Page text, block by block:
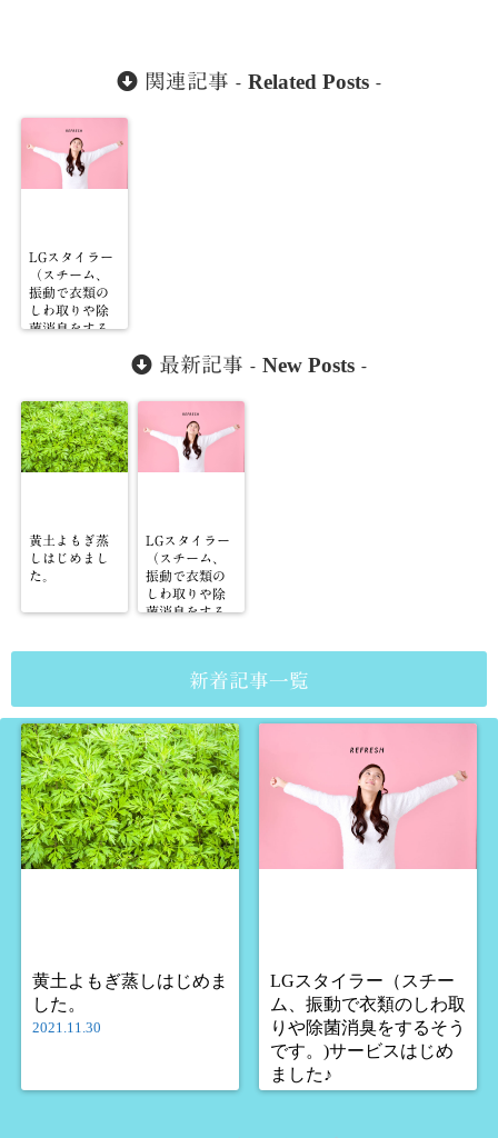
関連記事 - Related Posts -
LGスタイラー
（スチーム、
振動で衣類の
しわ取りや除
菌消臭をする
最新記事 - New Posts -
黄土よもぎ蒸
しはじめまし
た。
LGスタイラー
（スチーム、
振動で衣類の
しわ取りや除
菌消臭をする
新着記事一覧
黄土よもぎ蒸しはじめま
した。
2021.11.30
LGスタイラー（スチー
ム、振動で衣類のしわ取
りや除菌消臭をするそう
です。)サービスはじめ
ました♪